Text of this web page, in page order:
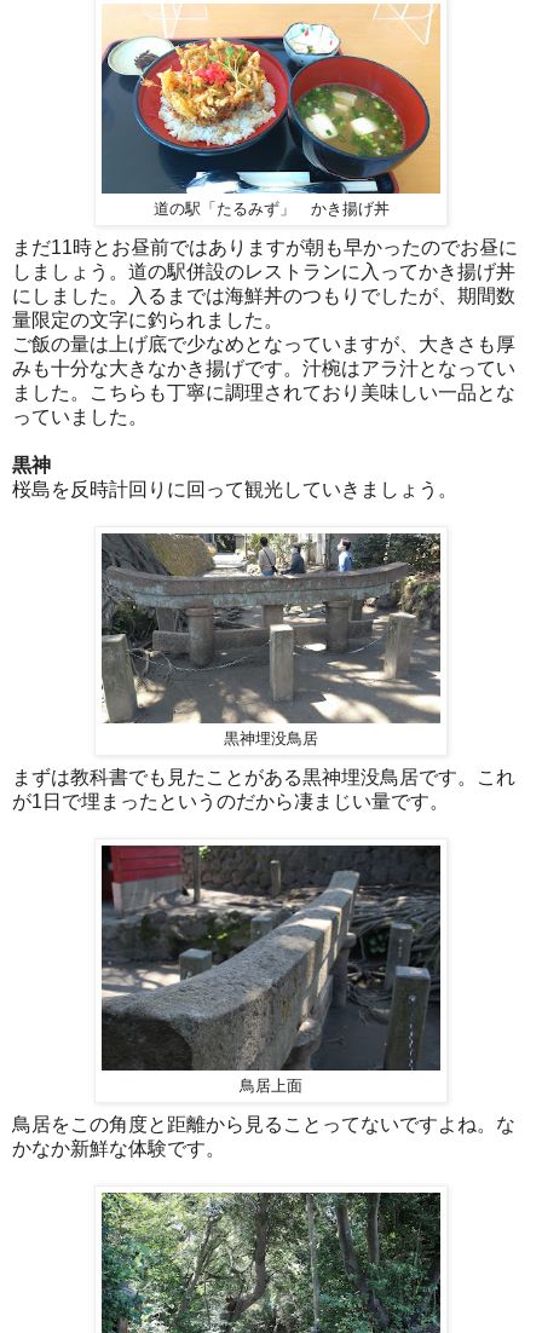
道の駅「たるみず」 かき揚げ丼
まだ11時とお昼前ではありますが朝も早かったのでお昼に
しましょう。道の駅併設のレストランに入ってかき揚げ丼
にしました。入るまでは海鮮丼のつもりでしたが、期間数
量限定の文字に釣られました。
ご飯の量は上げ底で少なめとなっていますが、大きさも厚
みも十分な大きなかき揚げです。汁椀はアラ汁となってい
ました。こちらも丁寧に調理されており美味しい一品とな
っていました。
黒神
桜島を反時計回りに回って観光していきましょう。
黒神埋没鳥居
まずは教科書でも見たことがある黒神埋没鳥居です。これ
が1日で埋まったというのだから凄まじい量です。
鳥居上面
鳥居をこの角度と距離から見ることってないですよね。な
かなか新鮮な体験です。